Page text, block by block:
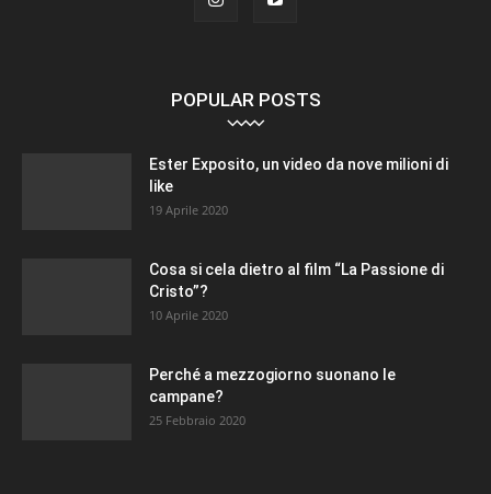
POPULAR POSTS
Ester Exposito, un video da nove milioni di
like
19 Aprile 2020
Cosa si cela dietro al film “La Passione di
Cristo”?
10 Aprile 2020
Perché a mezzogiorno suonano le
campane?
25 Febbraio 2020